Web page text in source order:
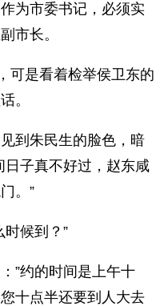
为市委书记，必须实
市长。
可是看着检举侯卫东的
。
到朱民生的脸色，暗
日子真不好过，赵东咸
。”
时候到？”
”约的时间是上午十
十点半还要到人大去